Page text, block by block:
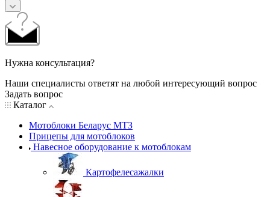
Нужна консультация?
Наши специалисты ответят на любой интересующий вопрос
Задать вопрос
Каталог
Мотоблоки Беларус МТЗ
Прицепы для мотоблоков
Навесное оборудование к мотоблокам
Картофелесажалки